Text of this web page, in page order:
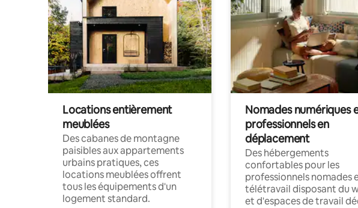
Locations entièrement
meublées
Des cabanes de montagne
paisibles aux appartements
urbains pratiques, ces
locations meublées offrent
tous les équipements d'un
logement standard.
Nomades numériques
professionnels en
déplacement
Des hébergements
confortables pour les
professionnels nomades
télétravail disposant du
et d'espaces de travail